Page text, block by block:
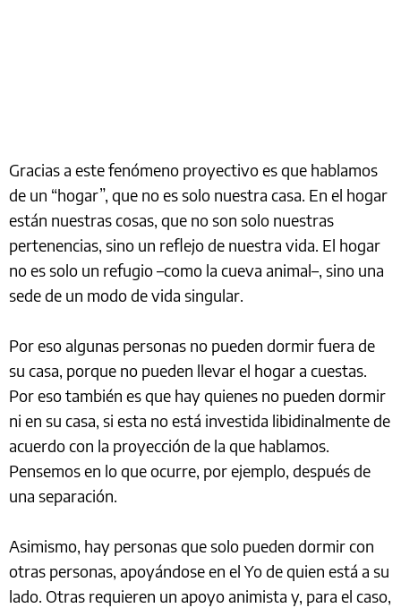
Gracias a este fenómeno proyectivo es que hablamos
de un “hogar”, que no es solo nuestra casa. En el hogar
están nuestras cosas, que no son solo nuestras
pertenencias, sino un reflejo de nuestra vida. El hogar
no es solo un refugio –como la cueva animal–, sino una
sede de un modo de vida singular.
Por eso algunas personas no pueden dormir fuera de
su casa, porque no pueden llevar el hogar a cuestas.
Por eso también es que hay quienes no pueden dormir
ni en su casa, si esta no está investida libidinalmente de
acuerdo con la proyección de la que hablamos.
Pensemos en lo que ocurre, por ejemplo, después de
una separación.
Asimismo, hay personas que solo pueden dormir con
otras personas, apoyándose en el Yo de quien está a su
lado. Otras requieren un apoyo animista y, para el caso,